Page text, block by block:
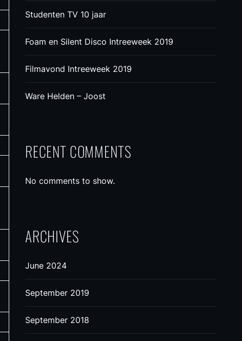
Studenten TV 10 jaar
Foam en Silent Disco Intreeweek 2019
Filmavond Intreeweek 2019
Ware Helden – Joost
RECENT COMMENTS
No comments to show.
ARCHIVES
June 2024
September 2019
September 2018